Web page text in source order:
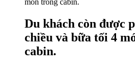
Du khách còn được
chiều và bữa tối 4
cabin.